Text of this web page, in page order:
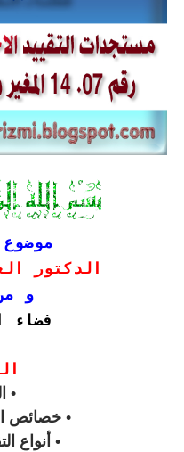
الدكتور
و
فضاء
•
• خصائص
• أنواع